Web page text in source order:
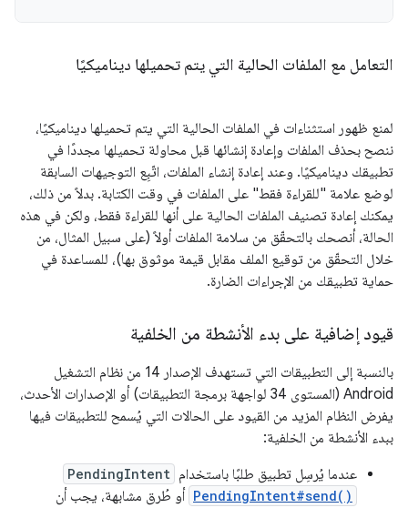
التعامل مع الملفات الحالية التي يتم تحميلها ديناميكيًا
لمنع ظهور استثناءات في الملفات الحالية التي يتم تحميلها ديناميكيًا،
ننصح بحذف الملفات وإعادة إنشائها قبل محاولة تحميلها مجددًا في
تطبيقك ديناميكيًا. وعند إعادة إنشاء الملفات، اتّبِع التوجيهات السابقة
لوضع علامة "للقراءة فقط" على الملفات في وقت الكتابة. بدلاً من ذلك،
يمكنك إعادة تصنيف الملفات الحالية على أنها للقراءة فقط، ولكن في هذه
الحالة، أنصحك بالتحقّق من سلامة الملفات أولاً (على سبيل المثال، من
خلال التحقّق من توقيع الملف مقابل قيمة موثوق بها)، للمساعدة في
حماية تطبيقك من الإجراءات الضارة.
قيود إضافية على بدء الأنشطة من الخلفية
بالنسبة إلى التطبيقات التي تستهدف الإصدار 14 من نظام التشغيل
Android (المستوى 34 لواجهة برمجة التطبيقات) أو الإصدارات الأحدث،
يفرض النظام المزيد من القيود على الحالات التي يُسمح للتطبيقات فيها
ببدء الأنشطة من الخلفية:
عندما يُرسِل تطبيق طلبًا باستخدام PendingIntent
PendingIntent#send() أو طُرق مشابهة، يجب أن